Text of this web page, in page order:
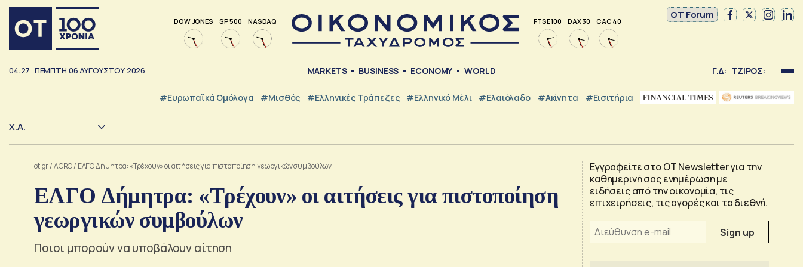
DOW JONES SP 500 NASDAQ FTSE 100 DAX 30 CAC 40
OT Forum
04:27 ΠΕΜΠΤΗ 06ΑΥΓΟΥΣΤΟΥ 2026 MARKETS BUSINESS ECONOMY WORLD Γ.Δ: ΤΖΙΡΟΣ:
#Ευρωπαϊκά Ομόλογα #Μισθός #ελληνικές Τράπεζες #Ελληνικό Μέλι #Ελαιόλαδο #Ακίνητα #εισιτήρια
Χ.Α.
ot.gr/AGRO/ ΕΛΓΟ Δήμητρα: «Τρέχουν» οι αιτήσεις για πιστοποίηση γεωργικών συμβούλων
ΕΛΓΟ Δήμητρα: «Τρέχουν» οι αιτήσεις για πιστοποίηση
γεωργικών συμβούλων
Ποιοι μπορούν να υποβάλουν αίτηση
Εγγραφείτε στο OT Newsletter για την
καθημερινή σας ενημέρωση με
ειδήσεις από την οικονομία, τις
επιχειρήσεις, τις αγορές και τα διεθνή.